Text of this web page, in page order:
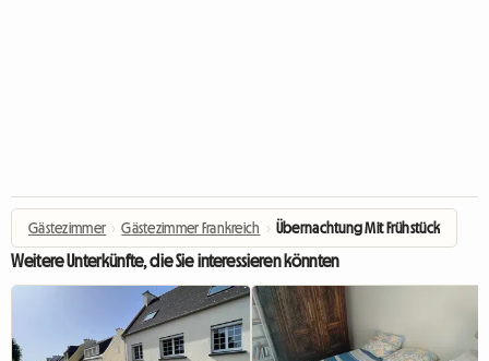
Gästezimmer › Gästezimmer Frankreich › Übernachtung Mit Frühstück
Weitere Unterkünfte, die Sie interessieren könnten